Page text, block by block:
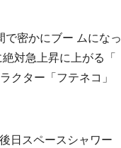
密かにブー ムになっ
対急上昇に上がる「
クター「フテネコ」
日スペースシャワー